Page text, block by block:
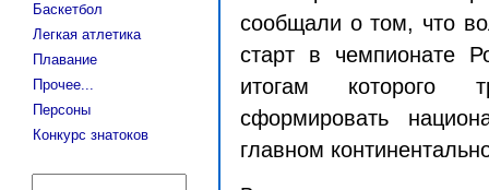
Баскетбол
Легкая атлетика
Плавание
Прочее...
Персоны
Конкурс знатоков
сообщали о том, что
старт в чемпионате
итогам которого
сформировать
главном